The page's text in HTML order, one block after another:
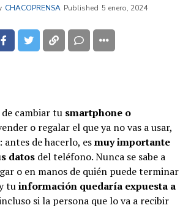
CHACOPRENSA Published 5 enero, 2024
cambiar tu smartphone o
o regalar el que ya no vas a usar,
de hacerlo, esmuy importante
datos del teléfono. Nunca se sabe a
o en manos de quién puede terminar
tuinformación quedaría expuesta a
si la persona que lo va a recibir